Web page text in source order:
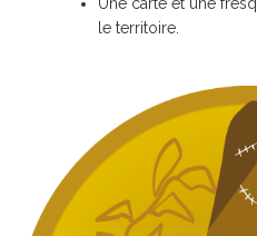
le territoire.